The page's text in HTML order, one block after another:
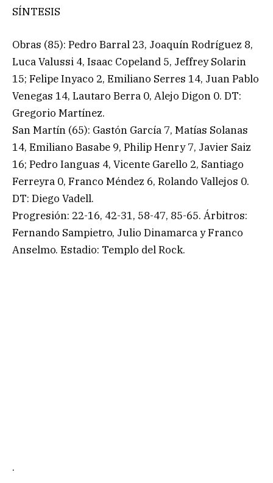
SÍNTESIS
Obras (85): Pedro Barral 23, Joaquín Rodríguez 8,
Luca Valussi 4, Isaac Copeland 5, Jeffrey Solarin
15; Felipe Inyaco 2, Emiliano Serres 14, Juan Pablo
Venegas 14, Lautaro Berra 0, Alejo Digon 0. DT:
Gregorio Martínez.
San Martín (65): Gastón García 7, Matías Solanas
14, Emiliano Basabe 9, Philip Henry 7, Javier Saiz
16; Pedro Ianguas 4, Vicente Garello 2, Santiago
Ferreyra 0, Franco Méndez 6, Rolando Vallejos 0.
DT: Diego Vadell.
Progresión: 22-16, 42-31, 58-47, 85-65. Árbitros:
Fernando Sampietro, Julio Dinamarca y Franco
Anselmo. Estadio: Templo del Rock.
.